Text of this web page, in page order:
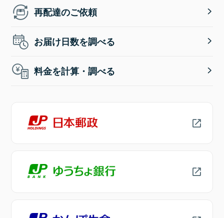
再配達のご依頼
お届け日数を調べる
料金を計算・調べる